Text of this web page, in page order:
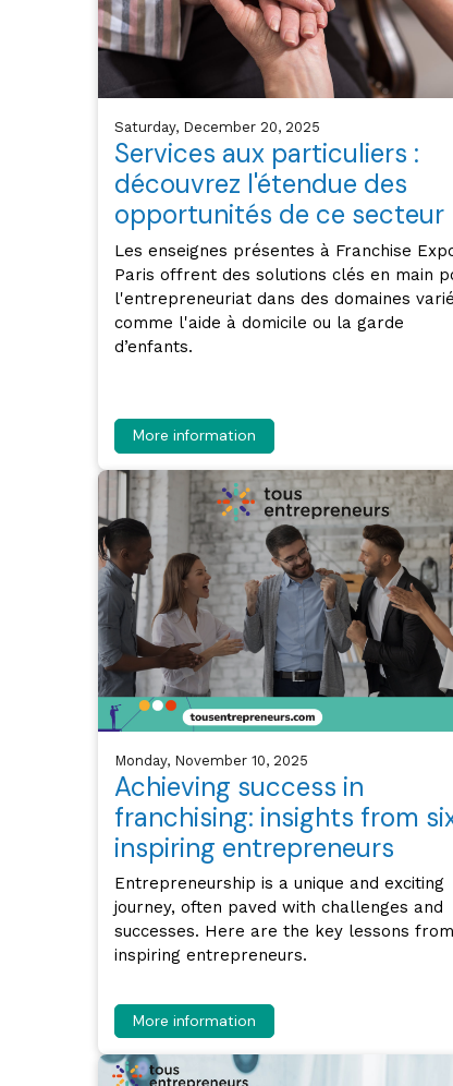
Saturday, December 20, 2025
Services aux particuliers :
découvrez l'étendue des
opportunités de ce secteur
Les enseignes présentes à Franchise
Paris offrent des solutions clés en main
l'entrepreneuriat dans des domaines
comme l'aide à domicile ou la garde
d’enfants.
More information
Monday, November 10, 2025
Achieving success in
franchising: insights from
inspiring entrepreneurs
Entrepreneurship is a unique and exciting
journey, often paved with challenges and
successes. Here are the key lessons
inspiring entrepreneurs.
More information